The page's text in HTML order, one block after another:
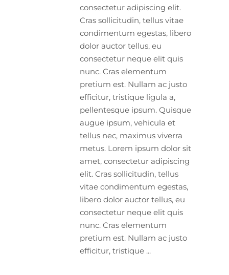
consectetur adipiscing elit.
Cras sollicitudin, tellus vitae
condimentum egestas, libero
dolor auctor tellus, eu
consectetur neque elit quis
nunc. Cras elementum
pretium est. Nullam ac justo
efficitur, tristique ligula a,
pellentesque ipsum. Quisque
augue ipsum, vehicula et
tellus nec, maximus viverra
metus. Lorem ipsum dolor sit
amet, consectetur adipiscing
elit. Cras sollicitudin, tellus
vitae condimentum egestas,
libero dolor auctor tellus, eu
consectetur neque elit quis
nunc. Cras elementum
pretium est. Nullam ac justo
efficitur, tristique